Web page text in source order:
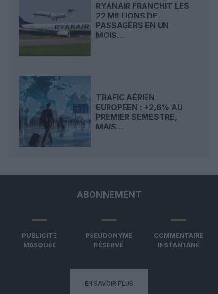
RYANAIR FRANCHIT LES
22 MILLIONS DE
PASSAGERS EN UN
MOIS...
TRAFIC AÉRIEN
EUROPÉEN : +2,6% AU
PREMIER SEMESTRE,
MAIS...
ABONNEMENT
PUBLICITÉ
MASQUÉE
PSEUDONYME
RÉSERVÉ
COMMENTAIRE
INSTANTANÉ
EN SAVOIR PLUS